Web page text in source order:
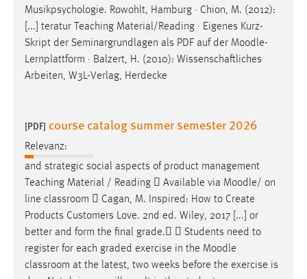
Musikpsychologie. Rowohlt, Hamburg · Chion, M. (2012):
[...] teratur Teaching Material/Reading · Eigenes Kurz-
Skript der Seminargrundlagen als PDF auf der Moodle-
Lernplattform · Balzert, H. (2010): Wissenschaftliches
Arbeiten, W3L-Verlag, Herdecke
[PDF] course catalog summer semester 2026
Relevanz:
and strategic social aspects of product management
Teaching Material / Reading  Available via Moodle/ on
line classroom  Cagan, M. Inspired: How to Create
Products Customers Love. 2nd ed. Wiley, 2017 [...] or
better and form the final grade.  Students need to
register for each graded exercise in the Moodle
classroom at the latest, two weeks before the exercise is